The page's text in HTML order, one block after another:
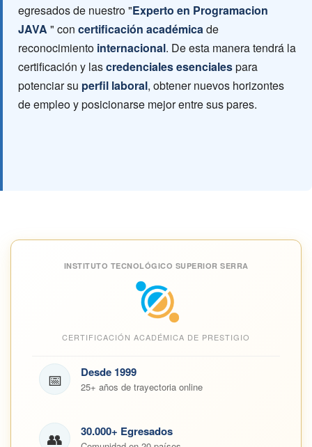
egresados de nuestro "Experto en Programacion
JAVA " con certificación académicade
reconocimiento internacional. De esta manera tendrá la
certificación y lascredenciales esencialespara
potenciar su perfil laboral, obtener nuevos horizontes
de empleo y posicionarse mejor entre sus pares.
INSTITUTO TECNOLÓGICO SUPERIOR SERRA
CERTIFICACIÓN ACADÉMICA DE PRESTIGIO
📅 Desde 1999
25+ años de trayectoria online
👥 30.000+ Egresados